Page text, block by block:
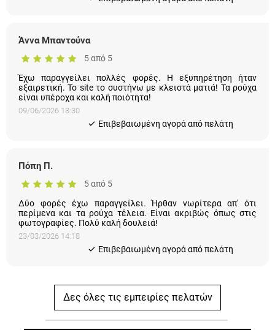
Άννα Μπαντούνα
5 από 5
Έχω παραγγείλει πολλές φορές. Η εξυπηρέτηση ήταν
εξαιρετική. Το site το συστήνω με κλειστά ματιά! Τα ρούχα
είναι υπέροχα και καλή ποιότητα!
09/06/2026 18:30
Eπιβεβαιωμένη αγορά από πελάτη
Πόπη Π.
5 από 5
Δύο φορές έχω παραγγείλει. Ήρθαν νωρίτερα απ' ότι
περίμενα και τα ρούχα τέλεια. Είναι ακριβώς όπως στις
φωτογραφίες. Πολύ καλή δουλειά!
23/03/2026 14:18
Eπιβεβαιωμένη αγορά από πελάτη
Δες όλες τις εμπειρίες πελατών